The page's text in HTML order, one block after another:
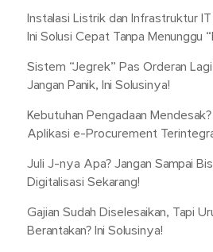
Instalasi Listrik dan Infrastruktur
Ini Solusi Cepat Tanpa Menunggu
Sistem “Jegrek” Pas Orderan
Jangan Panik, Ini Solusinya!
Kebutuhan Pengadaan
Aplikasi e-Procurement
Juli J-nya Apa? Jangan Sampai
Digitalisasi Sekarang!
Gajian Sudah Diselesaikan, Tapi
Berantakan? Ini Solusinya!